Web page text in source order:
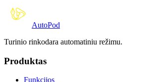
AutoPod
Turinio rinkodara automatiniu režimu.
Produktas
Funkcijos